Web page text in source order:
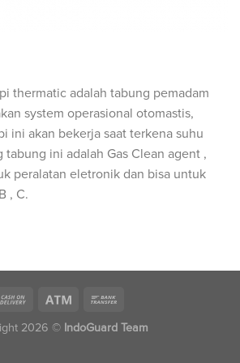
thermatic adalah tabung pemadam
system operasional otomastis,
ini akan bekerja saat terkena suhu
tabung ini adalah Gas Clean agent ,
peralatan eletronik dan bisa untuk
, C.
2026 © IndoGuard Team